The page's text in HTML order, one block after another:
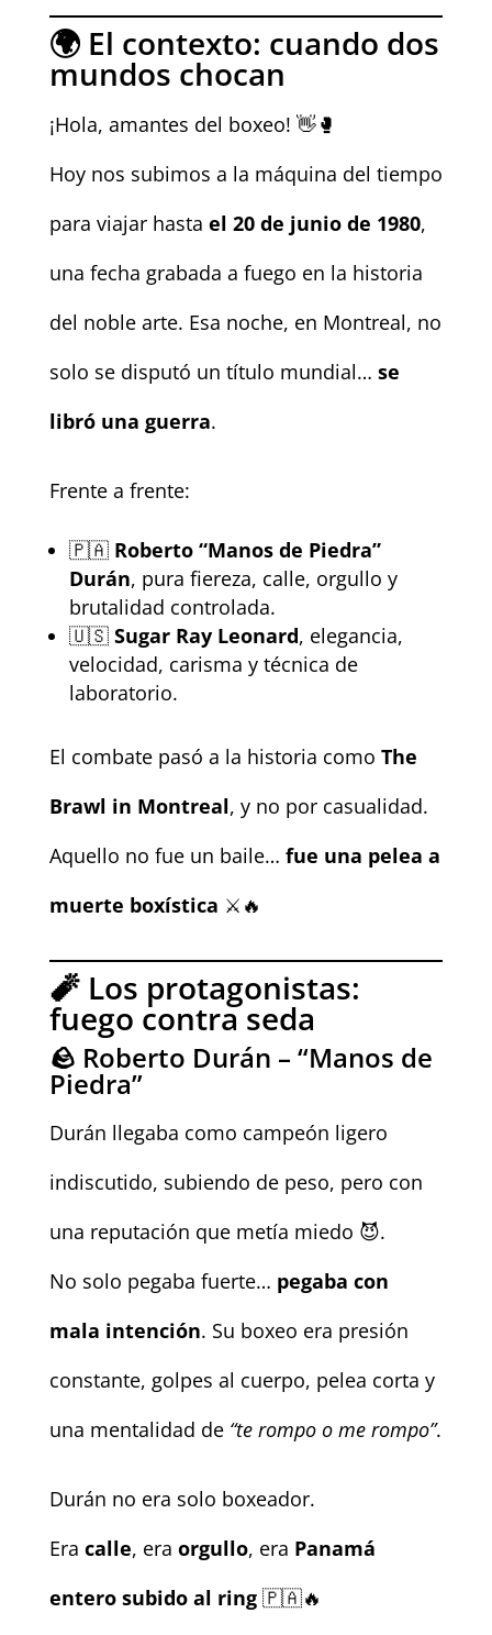
🌍 El contexto: cuando dos
mundos chocan
¡Hola, amantes del boxeo! 👋🥊
Hoy nos subimos a la máquina del tiempo
para viajar hasta el 20 de junio de 1980,
una fecha grabada a fuego en la historia
del noble arte. Esa noche, en Montreal, no
solo se disputó un título mundial… se
libró una guerra.
Frente a frente:
🇵🇦 Roberto “Manos de Piedra”
Durán, pura fiereza, calle, orgullo y
brutalidad controlada.
🇺🇸 Sugar Ray Leonard, elegancia,
velocidad, carisma y técnica de
laboratorio.
El combate pasó a la historia como The
Brawl in Montreal, y no por casualidad.
Aquello no fue un baile… fue una pelea a
muerte boxística ⚔️🔥
🧨 Los protagonistas:
fuego contra seda
🪨 Roberto Durán – “Manos de
Piedra”
Durán llegaba como campeón ligero
indiscutido, subiendo de peso, pero con
una reputación que metía miedo 😈.
No solo pegaba fuerte… pegaba con
mala intención. Su boxeo era presión
constante, golpes al cuerpo, pelea corta y
una mentalidad de “te rompo o me rompo”.
Durán no era solo boxeador.
Era calle, era orgullo, era Panamá
entero subido al ring🇵🇦🔥